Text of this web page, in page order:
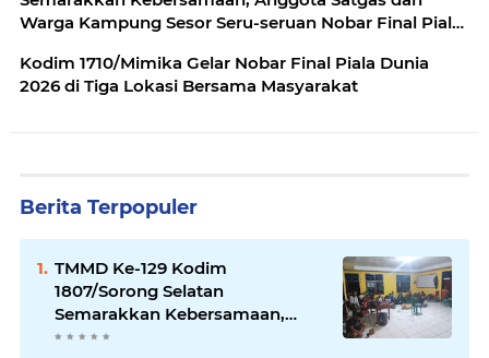
Warga Kampung Sesor Seru-seruan Nobar Final Piala
Kodim 1710/Mimika Gelar Nobar Final Piala Dunia
2026 di Tiga Lokasi Bersama Masyarakat
Berita Terpopuler
TMMD Ke-129 Kodim
1807/Sorong Selatan
Semarakkan Kebersamaan,
Anggota Satgas dan Warga